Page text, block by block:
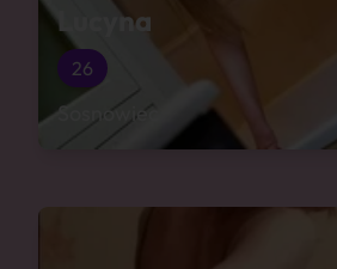
Lucyna
26
Sosnowiec